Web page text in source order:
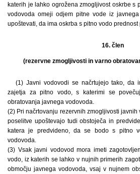
katerih je lahko ogrožena zmogljivost oskrbe s
vodovoda omeji odjem pitne vode iz
upoštevati, da ima oskrba s pitno vodo prednost
16. člen
(rezervne zmogljivosti in varno
(1) Javni vodovodi se načrtujejo tako, da
zajetja za pitno vodo, s katerimi se
obratovanja javnega vodovoda.
(2) Pri načrtovanju rezervnih zmogljivosti
poselitve upoštevajo tudi obstoječa in
katera je predvideno, da se bodo s pitno
vodovoda.
(3) Vsak javni vodovod mora imeti
vodo, iz katerih se lahko v nujnih primerih
območju javnega vodovoda, vsaj v nujnem